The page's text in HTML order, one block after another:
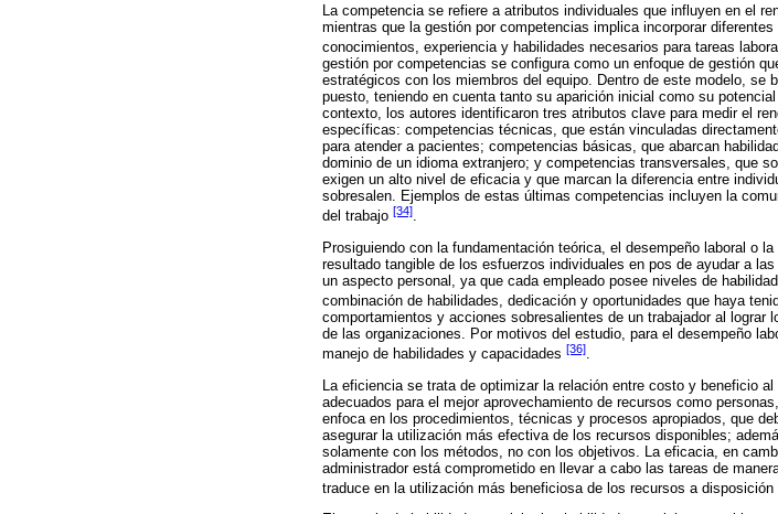
La competencia se refiere a atributos individuales que influyen en el
mientras que la gestión por competencias implica incorporar
conocimientos, experiencia y habilidades necesarios para tareas
gestión por competencias se configura como un enfoque de gestión
estratégicos con los miembros del equipo. Dentro de este modelo, se
puesto, teniendo en cuenta tanto su aparición inicial como su
contexto, los autores identificaron tres atributos clave para medir el
específicas: competencias técnicas, que están vinculadas
para atender a pacientes; competencias básicas, que abarcan
dominio de un idioma extranjero; y competencias transversales, que
exigen un alto nivel de eficacia y que marcan la diferencia entre
sobresalen. Ejemplos de estas últimas competencias incluyen la
del trabajo [34].
Prosiguiendo con la fundamentación teórica, el desempeño laboral o
resultado tangible de los esfuerzos individuales en pos de ayudar a
un aspecto personal, ya que cada empleado posee niveles de
combinación de habilidades, dedicación y oportunidades que haya
comportamientos y acciones sobresalientes de un trabajador al
de las organizaciones. Por motivos del estudio, para el desempeño
manejo de habilidades y capacidades [36].
La eficiencia se trata de optimizar la relación entre costo y beneficio
adecuados para el mejor aprovechamiento de recursos como
enfoca en los procedimientos, técnicas y procesos apropiados, que
asegurar la utilización más efectiva de los recursos disponibles;
solamente con los métodos, no con los objetivos. La eficacia, en
administrador está comprometido en llevar a cabo las tareas de
traduce en la utilización más beneficiosa de los recursos a disposición